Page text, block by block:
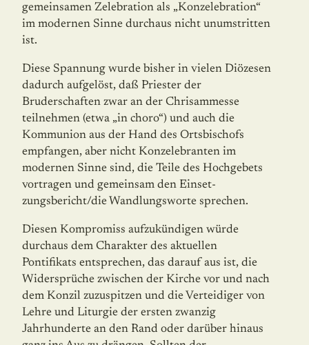
gemeinsamen Zelebration als „Konzelebration“
im modernen Sinne durchaus nicht unumstritten
ist.
Diese Spannung wurde bisher in vielen Diözesen
dadurch aufgelöst, daß Priester der
Bruderschaften zwar an der Chrisammesse
teilnehmen (etwa „in choro“) und auch die
Kommunion aus der Hand des Ortsbischofs
empfangen, aber nicht Konzelebranten im
modernen Sinne sind, die Teile des Hochgebets
vortragen und gemeinsam den Einset­
zungsbericht/die Wandlungsworte sprechen.
Diesen Kompromiss aufzukündigen würde
durchaus dem Charakter des aktuellen
Pontifikats entsprechen, das darauf aus ist, die
Widersprüche zwischen der Kirche vor und nach
dem Konzil zuzuspitzen und die Verteidiger von
Lehre und Liturgie der ersten zwanzig
Jahrhunderte an den Rand oder darüber hinaus